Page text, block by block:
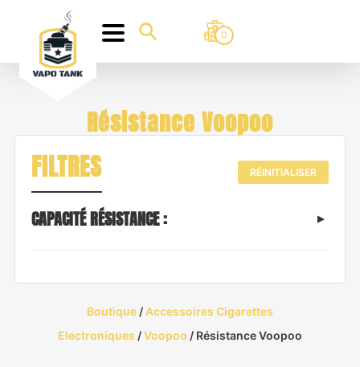
0
Résistance Voopoo
FILTRES RÉINITIALISER
CAPACITÉ RÉSISTANCE :
Boutique/ Accessoires Cigarettes
Electroniques /Voopoo / Résistance Voopoo